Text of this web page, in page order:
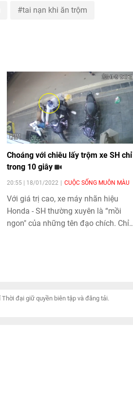
tai nạn khi ăn trộm
Choáng với chiêu lấy trộm xe SH chỉ
trong 10 giây
20:55 | 18/01/2022 CUỘC SỐNG MUÔN MÀU
Với giá trị cao, xe máy nhãn hiệu
Honda - SH thường xuyên là “mồi
ngon" của những tên đạo chích. Chỉ